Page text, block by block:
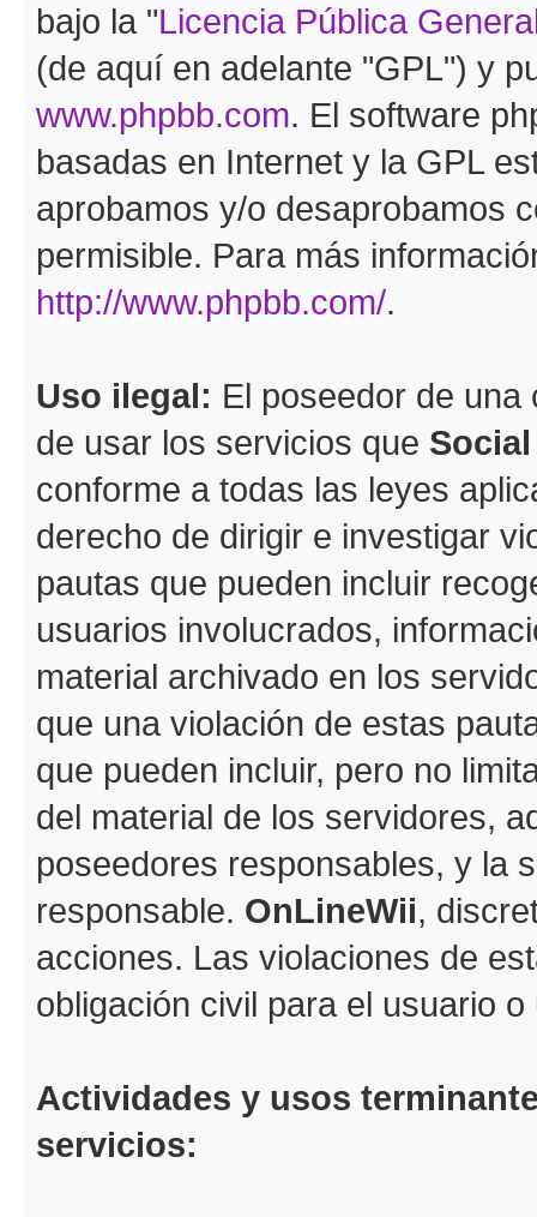
bajo la "Licencia Pública
(de aquí en adelante "GPL") y
www.phpbb.com. El software
basadas en Internet y la GPL
aprobamos y/o desaprobamos
permisible. Para más
http://www.phpbb.com/.
Uso ilegal: El poseedor de
de usar los servicios que
conforme a todas las leyes
derecho de dirigir e investigar
pautas que pueden incluir
usuarios involucrados,
material archivado en los
que una violación de estas
que pueden incluir, pero no
del material de los servidores,
poseedores responsables, y la
responsable. OnLineWii,
acciones. Las violaciones de
obligación civil para el usuario
Actividades y usos
servicios: